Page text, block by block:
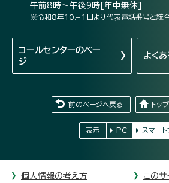
午前8時～午後9時[年中無休]
※令和8年10月1日より代表電話番号と統合
コールセンターのペー
ジ
よく
前のページへ戻る トッ
表示 PC スマート
個人情報の考え方 このサ